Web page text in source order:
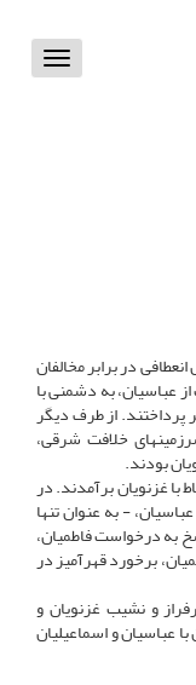
Toggle
در برابر مخالفان
عباسیان، به دشمنى با
پرداختند. از طرف دیگر
خلافت شرقى،
بودند.
با غزنویان برآمدند. در
- به عنوان تنها
به درخواست فاطمیان،
برخورد قهرآمیز در
و نشیب غزنویان و
عباسیان و اسماعیلیان